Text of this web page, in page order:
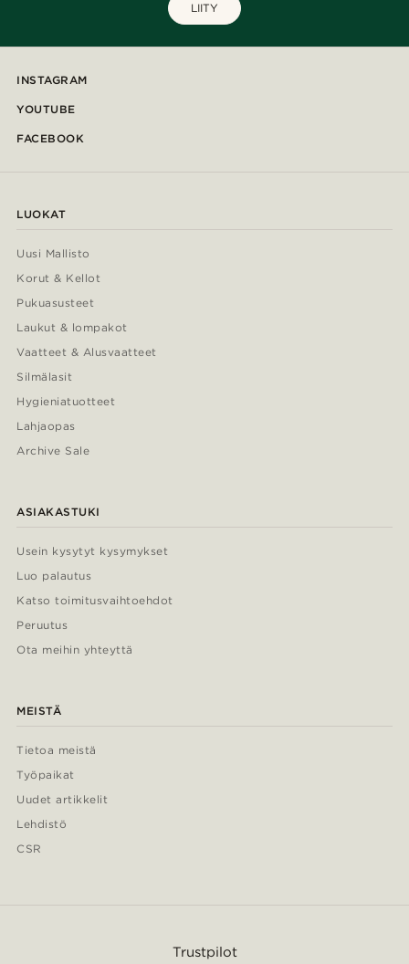
LIITY
INSTAGRAM
YOUTUBE
FACEBOOK
LUOKAT
Uusi Mallisto
Korut & Kellot
Pukuasusteet
Laukut & lompakot
Vaatteet & Alusvaatteet
Silmälasit
Hygieniatuotteet
Lahjaopas
Archive Sale
ASIAKASTUKI
Usein kysytyt kysymykset
Luo palautus
Katso toimitusvaihtoehdot
Peruutus
Ota meihin yhteyttä
MEISTÄ
Tietoa meistä
Työpaikat
Uudet artikkelit
Lehdistö
CSR
Trustpilot